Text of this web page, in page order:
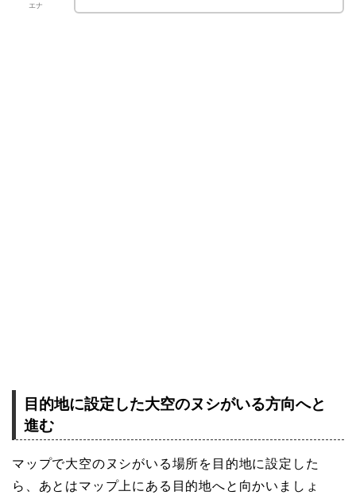
エナ
目的地に設定した大空のヌシがいる方向へと
進む
マップで大空のヌシがいる場所を目的地に設定した
ら、あとはマップ上にある目的地へと向かいましょ